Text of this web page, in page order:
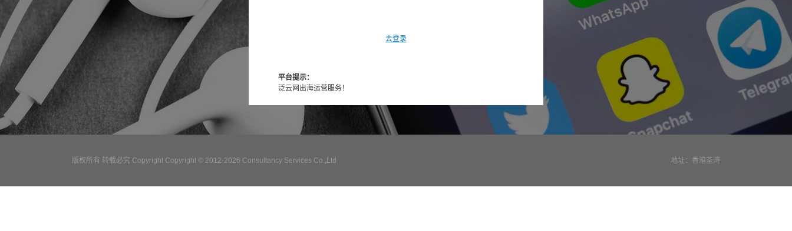
去登录
平台提示：
泛云网出海运营服务！
地址：香港荃湾
版权所有 转载必究 Copyright Copyright © 2012-2026 Consultancy Services Co.,Ltd